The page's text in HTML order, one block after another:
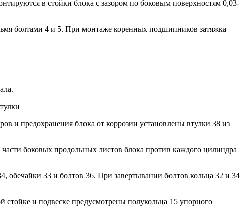
в стойки блока с зазором по боковым поверхностям 0,03-
болтами 4 и 5. При монтаже коренных подшипников затяжка
и предохранения блока от коррозии установлены втулки 38 из
боковых продольных листов блока против каждого цилиндра
обечайки 33 и болтов 36. При завертывании болтов кольца 32 и 34
и подвеске предусмотрены полукольца 15 упорного